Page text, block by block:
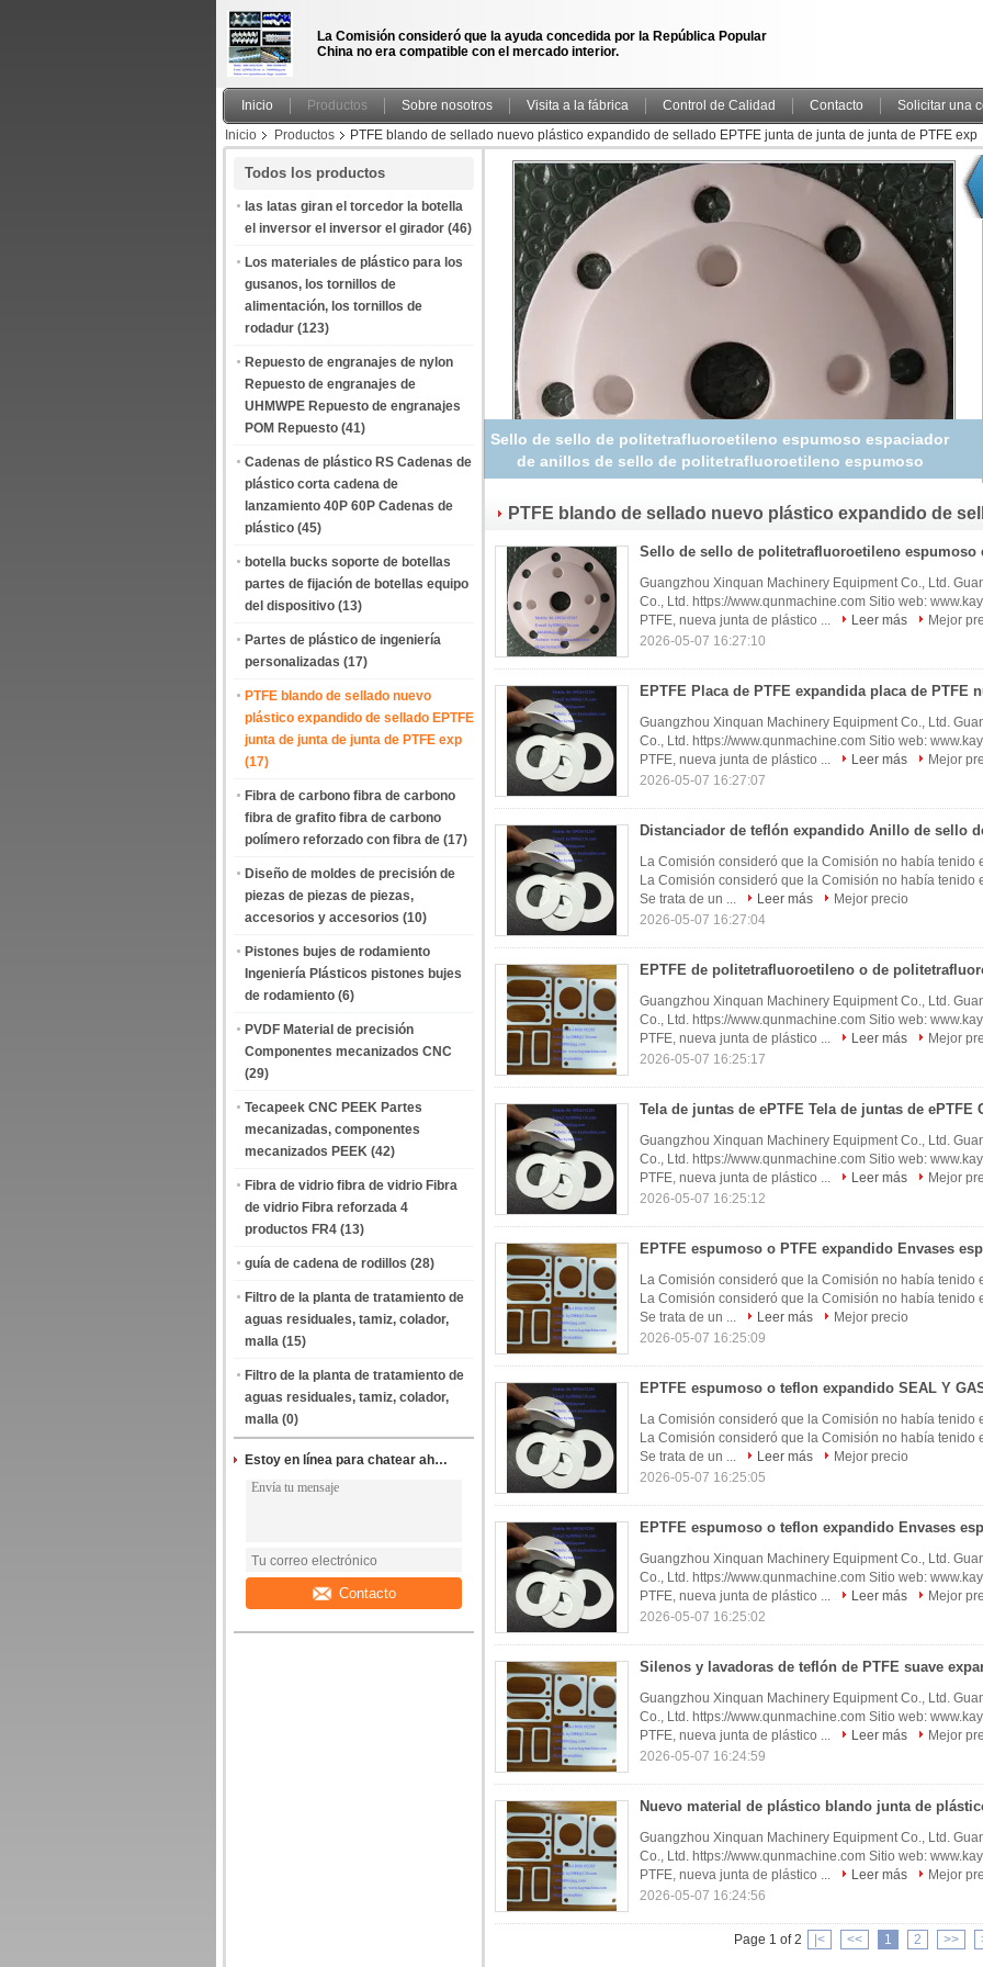
La Comisión consideró que la ayuda concedida por la República Popular
China no era compatible con el mercado interior.
Inicio Productos Sobre nosotros Visita a la fábrica Control de Calidad Contacto Solicitar una
Inicio
Productos PTFE blando de sellado nuevo plástico expandido de sellado EPTFE junta de junta de junta de PTFE exp
Todos los productos
las latas giran el torcedor la botella
el inversor el inversor el girador (46)
Los materiales de plástico para los
gusanos, los tornillos de
alimentación, los tornillos de
rodadur (123)
Repuesto de engranajes de nylon
Repuesto de engranajes de
UHMWPE Repuesto de engranajes
POM Repuesto (41)
Cadenas de plástico RS Cadenas de
plástico corta cadena de
lanzamiento 40P 60P Cadenas de
plástico (45)
botella bucks soporte de botellas
partes de fijación de botellas equipo
del dispositivo (13)
Partes de plástico de ingeniería
personalizadas (17)
PTFE blando de sellado nuevo
plástico expandido de sellado EPTFE
junta de junta de junta de PTFE exp
(17)
Fibra de carbono fibra de carbono
fibra de grafito fibra de carbono
polímero reforzado con fibra de (17)
Diseño de moldes de precisión de
piezas de piezas de piezas,
accesorios y accesorios (10)
Pistones bujes de rodamiento
Ingeniería Plásticos pistones bujes
de rodamiento (6)
PVDF Material de precisión
Componentes mecanizados CNC
(29)
Tecapeek CNC PEEK Partes
mecanizadas, componentes
mecanizados PEEK (42)
Fibra de vidrio fibra de vidrio Fibra
de vidrio Fibra reforzada 4
productos FR4 (13)
guía de cadena de rodillos (28)
Filtro de la planta de tratamiento de
aguas residuales, tamiz, colador,
malla (15)
Filtro de la planta de tratamiento de
aguas residuales, tamiz, colador,
malla (0)
Estoy en línea para chatear ahora
Contacto
Sello de sello de politetrafluoroetileno espumoso espaciador
de anillos de sello de politetrafluoroetileno espumoso
espaciador de anillos de sello de politetrafluoroetileno
espumoso SEAL Y GASKETS China fabricante China fábrica
China productor
PTFE blando de sellado nuevo plástico expandido de
junta de PTFE exp
(17)
Guangzhou Xinquan Machinery Equipment Co., Ltd.
Co., Ltd. https://www.qunmachine.com Sitio web:
PTFE, nueva junta de plástico ...
Leer más
Mejor
2026-05-07 16:27:10
Guangzhou Xinquan Machinery Equipment Co., Ltd.
Co., Ltd. https://www.qunmachine.com Sitio web:
PTFE, nueva junta de plástico ...
Leer más
Mejor
2026-05-07 16:27:07
La Comisión consideró que la Comisión no había
La Comisión consideró que la Comisión no había
Se trata de un ...
Leer más
Mejor precio
2026-05-07 16:27:04
Guangzhou Xinquan Machinery Equipment Co., Ltd.
Co., Ltd. https://www.qunmachine.com Sitio web:
PTFE, nueva junta de plástico ...
Leer más
Mejor
2026-05-07 16:25:17
Guangzhou Xinquan Machinery Equipment Co., Ltd.
Co., Ltd. https://www.qunmachine.com Sitio web:
PTFE, nueva junta de plástico ...
Leer más
Mejor
2026-05-07 16:25:12
La Comisión consideró que la Comisión no había
La Comisión consideró que la Comisión no había
Se trata de un ...
Leer más
Mejor precio
2026-05-07 16:25:09
La Comisión consideró que la Comisión no había
La Comisión consideró que la Comisión no había
Se trata de un ...
Leer más
Mejor precio
2026-05-07 16:25:05
Guangzhou Xinquan Machinery Equipment Co., Ltd.
Co., Ltd. https://www.qunmachine.com Sitio web:
PTFE, nueva junta de plástico ...
Leer más
Mejor
2026-05-07 16:25:02
Guangzhou Xinquan Machinery Equipment Co., Ltd.
Co., Ltd. https://www.qunmachine.com Sitio web:
PTFE, nueva junta de plástico ...
Leer más
Mejor
2026-05-07 16:24:59
Guangzhou Xinquan Machinery Equipment Co., Ltd.
Co., Ltd. https://www.qunmachine.com Sitio web:
PTFE, nueva junta de plástico ...
Leer más
Mejor
2026-05-07 16:24:56
Page 1 of 2 |< << 1 2 >>